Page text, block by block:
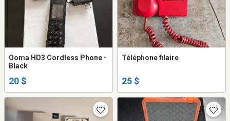
Ooma HD3 Cordless Phone -
Black
20 $
Téléphone filaire
25 $